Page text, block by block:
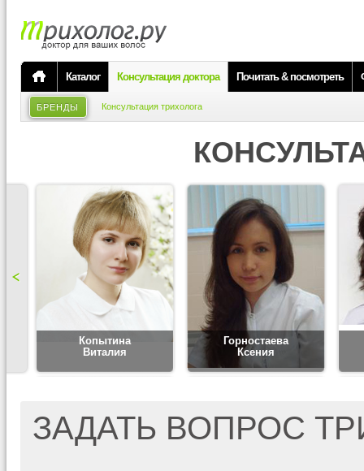
Каталог Консультация доктора Почитать & посмотреть
БРЕНДЫ Консультация трихолога
Копытина
Виталия
Горностаева
Ксения
ЗАДАТЬ ВОПРОС